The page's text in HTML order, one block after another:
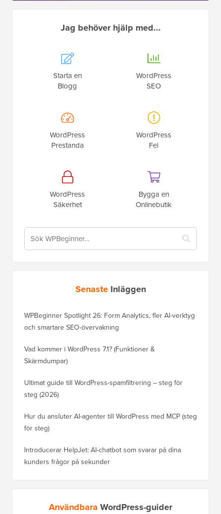
Jag behöver hjälp med...
Starta en
Blogg
WordPress
SEO
WordPress
Prestanda
WordPress
Fel
WordPress
Säkerhet
Bygga en
Onlinebutik
Senaste Inläggen
WPBeginner Spotlight 26: Form Analytics, fler AI-verktyg
och smartare SEO-övervakning
Vad kommer i WordPress 7.1? (Funktioner &
Skärmdumpar)
Ultimat guide till WordPress-spamfiltrering – steg för
steg (2026)
Hur du ansluter AI-agenter till WordPress med MCP (steg
för steg)
Introducerar HelpJet: AI-chatbot som svarar på dina
kunders frågor på sekunder
Användbara WordPress-guider